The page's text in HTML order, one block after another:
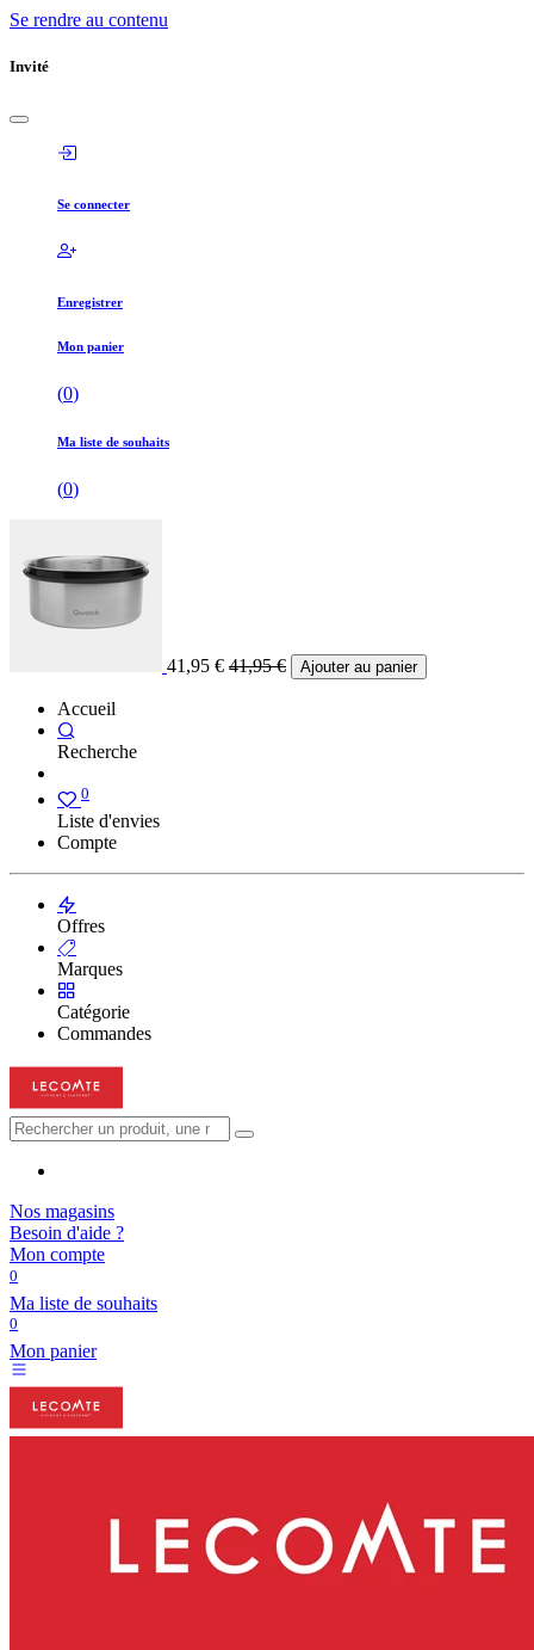
Se rendre au contenu
Invité
Se connecter
Enregistrer
Mon panier
(0)
Ma liste de souhaits
(0)
41,95 € 41,95€ Ajouter au panier
Accueil
Recherche
0
Liste d'envies
Compte
Offres
Marques
Catégorie
Commandes
Nos magasins
Besoin d'aide ?
Mon compte
0
Ma liste de souhaits
0
Mon panier